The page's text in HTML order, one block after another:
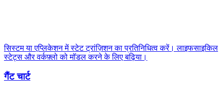
सिस्टम या एप्लिकेशन में स्टेट ट्रांज़िशन का प्रतिनिधित्व करें। लाइफसाइकिल
स्टेट्स और वर्कफ़्लो को मॉडल करने के लिए बढ़िया।
गैंट चार्ट